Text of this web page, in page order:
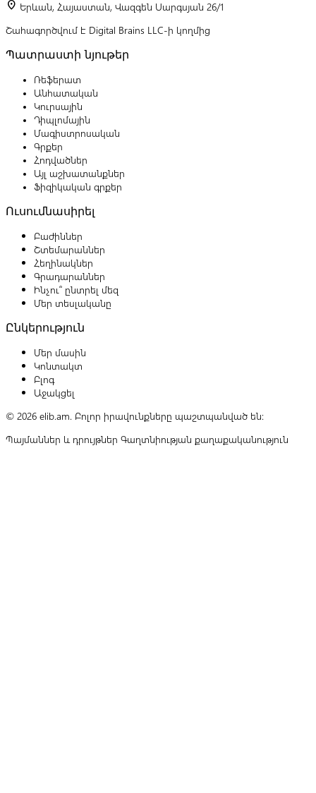
location_on Երևան, Հայաստան, Վազգեն Սարգսյան 26/1
Շահագործվում է Digital Brains LLC-ի կողմից
Պատրաստի նյութեր
Ռեֆերատ
Անհատական
Կուրսային
Դիպլոմային
Մագիստրոսական
Գրքեր
Հոդվածներ
Այլ աշխատանքներ
Ֆիզիկական գրքեր
Ուսումնասիրել
Բաժիններ
Շտեմարաններ
Հեղինակներ
Գրադարաններ
Ինչու՞ ընտրել մեզ
Մեր տեսլականը
Ընկերություն
Մեր մասին
Կոնտակտ
Բլոգ
Աջակցել
© 2026 elib.am. Բոլոր իրավունքները պաշտպանված են:
Պայմաններ և դրույթներ Գաղտնիության քաղաքականություն